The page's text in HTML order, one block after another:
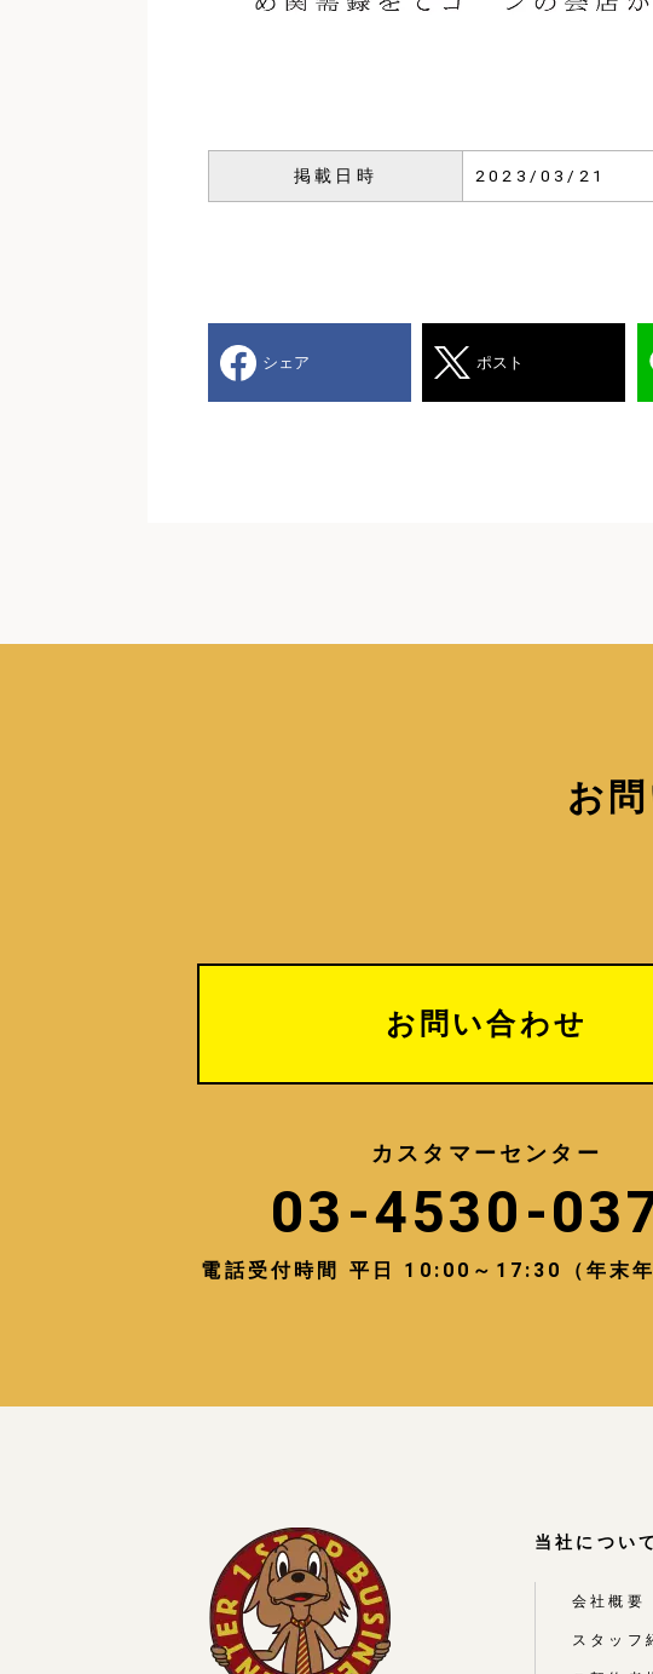
掲載日時 2023/03/21
シェア ポスト
お
お問い合わせ
カスタマーセンター
03-4530-
電話受付時間 平日 10:00～17:30（年末年
当社について
会社概要
スタッフ